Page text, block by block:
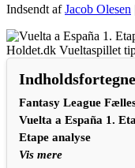
Indsendt afJacob Olesen
Fantasy League
Vuelta a España 1.
Etape analyse
Vis mere